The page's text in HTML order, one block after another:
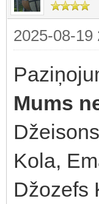
2025-08-19
Mums
Kola,
Džozefs